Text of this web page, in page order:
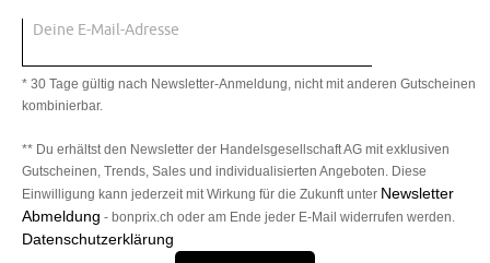
Deine E-Mail-Adresse
* 30 Tage gültig nach Newsletter-Anmeldung, nicht mit anderen Gutscheinen
kombinierbar.
** Du erhältst den Newsletter der Handelsgesellschaft AG mit exklusiven
Gutscheinen, Trends, Sales und individualisierten Angeboten. Diese
Einwilligung kann jederzeit mit Wirkung für die Zukunft unter Newsletter
Abmeldung - bonprix.ch oder am Ende jeder E-Mail widerrufen werden.
Datenschutzerklärung